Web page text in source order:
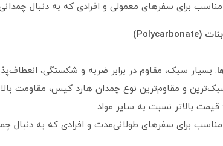
برای سفرهای معمولی و افرادی که به دنبال
: بسیار سبک، مقاوم در برابر ضربه و شکستگی،
و مقاوم‌ترین نوع چمدان هارد کیس، مقاومت بالا
: قیمت بالاتر نسبت به سایر مواد
برای سفرهای طولانی‌مدت و افرادی که به دنبال